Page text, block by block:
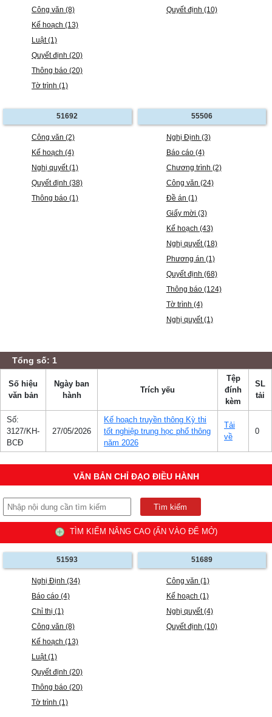
Công văn (8)
Kế hoạch (13)
Luật (1)
Quyết định (20)
Thông báo (20)
Tờ trình (1)
Quyết định (10)
51692
Công văn (2)
Kế hoạch (4)
Nghị quyết (1)
Quyết định (38)
Thông báo (1)
55506
Nghị Định (3)
Báo cáo (4)
Chương trình (2)
Công văn (24)
Đề án (1)
Giấy mời (3)
Kế hoạch (43)
Nghị quyết (18)
Phương án (1)
Quyết định (68)
Thông báo (124)
Tờ trình (4)
Nghị quyết (1)
Tổng số: 1
Số hiệu
văn bản
Ngày ban
hành
Trích yếu
Tệp
đính
kèm
SL
tải
Số:
3127/KH-
BCĐ
27/05/2026
Kế hoạch truyền thông Kỳ thi
tốt nghiệp trung học phổ thông
năm 2026
Tải
về
0
VĂN BẢN CHỈ ĐẠO ĐIỀU HÀNH
TÌM KIẾM NÂNG CAO (ẤN VÀO ĐỂ MỞ)
51593
Nghị Định (34)
Báo cáo (4)
Chỉ thị (1)
Công văn (8)
Kế hoạch (13)
Luật (1)
Quyết định (20)
Thông báo (20)
Tờ trình (1)
51689
Công văn (1)
Kế hoạch (1)
Nghị quyết (4)
Quyết định (10)